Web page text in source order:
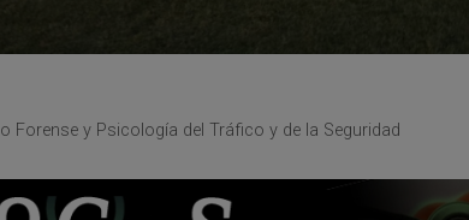
y Psicología del Tráfico y de la Seguridad